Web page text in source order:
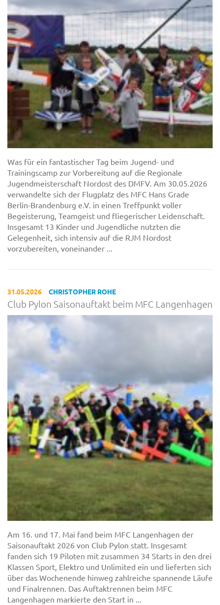
Was für ein fantastischer Tag beim Jugend- und
Trainingscamp zur Vorbereitung auf die Regionale
Jugendmeisterschaft Nordost des DMFV. Am 30.05.2026
verwandelte sich der Flugplatz des MFC Hans Grade
Berlin-Brandenburg e.V. in einen Treffpunkt voller
Begeisterung, Teamgeist und fliegerischer Leidenschaft.
Insgesamt 13 Kinder und Jugendliche nutzten die
Gelegenheit, sich intensiv auf die RJM Nordost
vorzubereiten, voneinander ...
31.05.2026 CHRISTOPHER ROHE
Club Pylon Saisonauftakt beim MFC Langenhagen
Am 16. und 17. Mai fand beim MFC Langenhagen der
Saisonauftakt 2026 von Club Pylon statt. Insgesamt
fanden sich 19 Piloten mit zusammen 34 Starts in den drei
Klassen Sport, Elektro und Unlimited ein und lieferten sich
über das Wochenende hinweg zahlreiche spannende Läufe
und Finalrennen. Das Auftaktrennen beim MFC
Langenhagen markierte den Start in ...